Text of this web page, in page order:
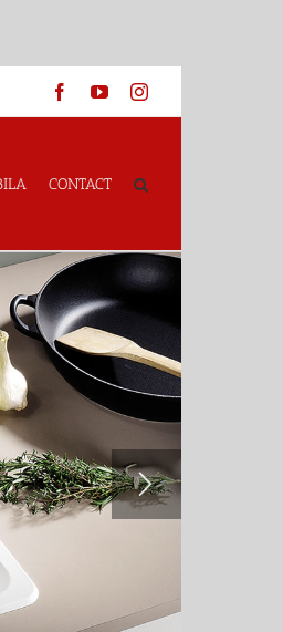
FacebookYouTubeInstagram
CONTACT